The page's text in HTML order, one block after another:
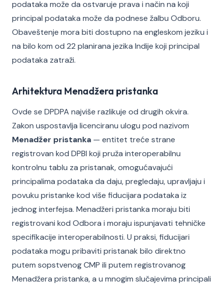
podataka može da ostvaruje prava i način na koji
principal podataka može da podnese žalbu Odboru.
Obaveštenje mora biti dostupno na engleskom jeziku i
na bilo kom od 22 planirana jezika Indije koji principal
podataka zatraži.
Arhitektura Menadžera pristanka
Ovde se DPDPA najviše razlikuje od drugih okvira.
Zakon uspostavlja licenciranu ulogu pod nazivom
Menadžer pristanka — entitet treće strane
registrovan kod DPBI koji pruža interoperabilnu
kontrolnu tablu za pristanak, omogućavajući
principalima podataka da daju, pregledaju, upravljaju i
povuku pristanke kod više fiducijara podataka iz
jednog interfejsa. Menadžeri pristanka moraju biti
registrovani kod Odbora i moraju ispunjavati tehničke
specifikacije interoperabilnosti. U praksi, fiducijari
podataka mogu pribaviti pristanak bilo direktno
putem sopstvenog CMP ili putem registrovanog
Menadžera pristanka, a u mnogim slučajevima principali